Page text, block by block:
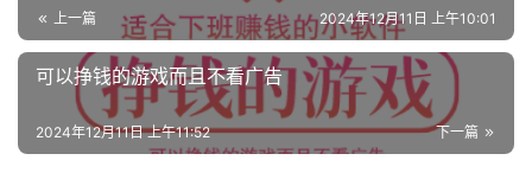
上一篇 2024年12月11日 上午10:01
可以挣钱的游戏而且不看广告
下一篇
2024年12月11日 上午11:52